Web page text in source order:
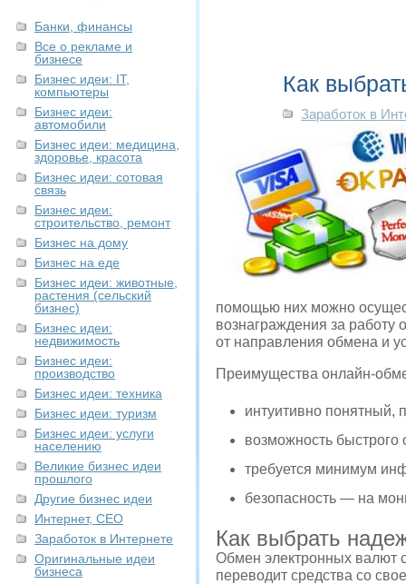
Банки, финансы
Все о рекламе и
бизнесе
Бизнес идеи: IT,
компьютеры
Бизнес идеи:
автомобили
Бизнес идеи: медицина,
здоровье, красота
Бизнес идеи: сотовая
связь
Бизнес идеи:
строительство, ремонт
Бизнес на дому
Бизнес на еде
Бизнес идеи: животные,
растения (сельский
бизнес)
Бизнес идеи:
недвижимость
Бизнес идеи:
производство
Бизнес идеи: техника
Бизнес идеи: туризм
Бизнес идеи: услуги
населению
Великие бизнес идеи
прошлого
Другие бизнес идеи
Интернет, СЕО
Заработок в Интернете
Оригинальные идеи
бизнеса
Как
Заработок в
помощью них можно
вознаграждения за работу
от направления обмена и
Преимущества онлайн-
интуитивно понятный,
возможность
требуется минимум
безопасность — на
Как выбрать
Обмен электронных валют
переводит средства со